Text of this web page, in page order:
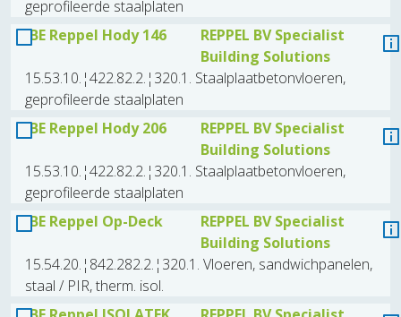
geprofileerde staalplaten
BE Reppel Hody 146
REPPEL BV Specialist
Building Solutions
15.53.10.¦422.82.2.¦320.1. Staalplaatbetonvloeren,
geprofileerde staalplaten
BE Reppel Hody 206
REPPEL BV Specialist
Building Solutions
15.53.10.¦422.82.2.¦320.1. Staalplaatbetonvloeren,
geprofileerde staalplaten
BE Reppel Op-Deck
REPPEL BV Specialist
Building Solutions
15.54.20.¦842.282.2.¦320.1. Vloeren, sandwichpanelen,
staal / PIR, therm. isol.